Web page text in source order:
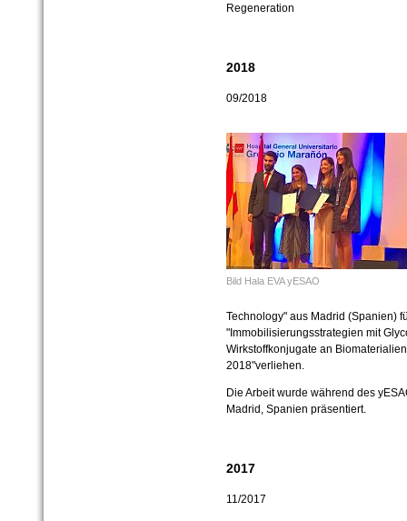
Regeneration
2018
09/2018
Bild Hala EVA yESAO
Technology" aus Madrid (Spanien)
"Immobilisierungsstrategien mit
Wirkstoffkonjugate an
2018"verliehen.
Die Arbeit wurde während des
Madrid, Spanien präsentiert.
2017
11/2017